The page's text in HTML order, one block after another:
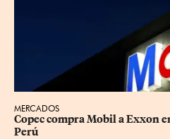
MERCADOS
Copec compra Mobil a Exxon
Perú